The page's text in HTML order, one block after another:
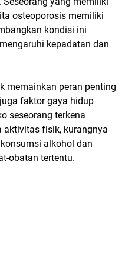
osteoporosis memiliki
kondisi ini
kepadatan dan
memainkan peran penting
faktor gaya hidup
seseorang terkena
aktivitas fisik, kurangnya
alkohol dan
obatan tertentu.